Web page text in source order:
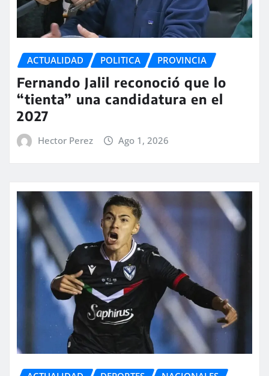
ACTUALIDAD POLITICA PROVINCIA
Fernando Jalil reconoció que lo
“tienta” una candidatura en el
2027
Hector Perez Ago 1, 2026